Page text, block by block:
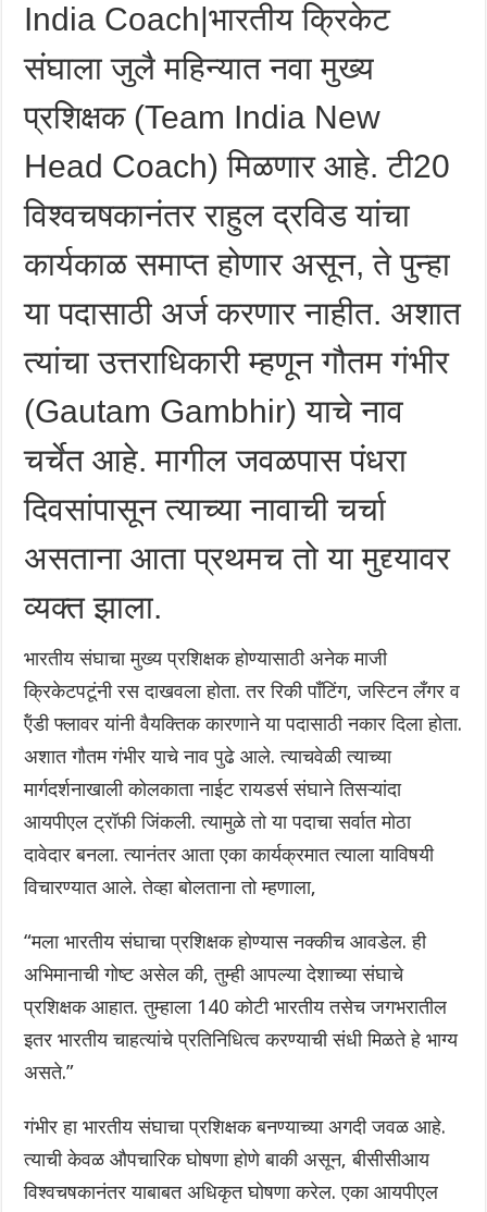
India Coach|भारतीय क्रिकेट
संघाला जुलै महिन्यात नवा मुख्य
प्रशिक्षक (Team India New
Head Coach) मिळणार आहे. टी20
विश्वचषकानंतर राहुल द्रविड यांचा
कार्यकाळ समाप्त होणार असून, ते पुन्हा
या पदासाठी अर्ज करणार नाहीत. अशात
त्यांचा उत्तराधिकारी म्हणून गौतम गंभीर
(Gautam Gambhir) याचे नाव
चर्चेत आहे. मागील जवळपास पंधरा
दिवसांपासून त्याच्या नावाची चर्चा
असताना आता प्रथमच तो या मुद्द्यावर
व्यक्त झाला.
भारतीय संघाचा मुख्य प्रशिक्षक होण्यासाठी अनेक माजी
क्रिकेटपटूंनी रस दाखवला होता. तर रिकी पाँटिंग, जस्टिन लँगर व
ऍंडी फ्लावर यांनी वैयक्तिक कारणाने या पदासाठी नकार दिला होता.
अशात गौतम गंभीर याचे नाव पुढे आले. त्याचवेळी त्याच्या
मार्गदर्शनाखाली कोलकाता नाईट रायडर्स संघाने तिसऱ्यांदा
आयपीएल ट्रॉफी जिंकली. त्यामुळे तो या पदाचा सर्वात मोठा
दावेदार बनला. त्यानंतर आता एका कार्यक्रमात त्याला याविषयी
विचारण्यात आले. तेव्हा बोलताना तो म्हणाला,
“मला भारतीय संघाचा प्रशिक्षक होण्यास नक्कीच आवडेल. ही
अभिमानाची गोष्ट असेल की, तुम्ही आपल्या देशाच्या संघाचे
प्रशिक्षक आहात. तुम्हाला 140 कोटी भारतीय तसेच जगभरातील
इतर भारतीय चाहत्यांचे प्रतिनिधित्व करण्याची संधी मिळते हे भाग्य
असते.”
गंभीर हा भारतीय संघाचा प्रशिक्षक बनण्याच्या अगदी जवळ आहे.
त्याची केवळ औपचारिक घोषणा होणे बाकी असून, बीसीसीआय
विश्वचषकानंतर याबाबत अधिकृत घोषणा करेल. एका आयपीएल